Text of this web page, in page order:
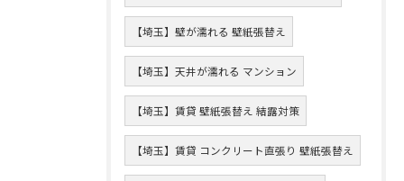
【埼玉】壁が濡れる 壁紙張替え
【埼玉】天井が濡れる マンション
【埼玉】賃貸 壁紙張替え 結露対策
【埼玉】賃貸 コンクリート直張り 壁紙張替え